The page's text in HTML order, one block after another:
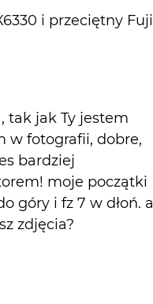
i przeciętny Fuji
tak jak Ty jestem
w fotografii, dobre,
bardziej
moje początki
góry i fz 7 w dłoń. a
zdjęcia?